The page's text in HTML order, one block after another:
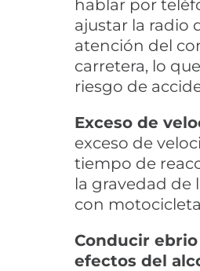
hablar por
ajustar la radio
atención del
carretera, lo
riesgo de
Exceso de
exceso de
tiempo de
la gravedad de
con
Conducir
efectos del